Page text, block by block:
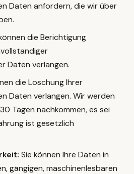
Daten anfordern, die wir über
die Berichtigung
Daten verlangen.
die Loschung Ihrer
Daten verlangen. Wir werden
Tagen nachkommen, es sei
ist gesetzlich
Sie können Ihre Daten in
gängigen, maschinenlesbaren